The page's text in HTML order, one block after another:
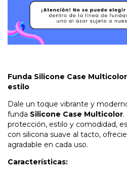
Funda Silicone Case
estilo
Dale un toque vibrante y
funda Silicone Case Multicolor.
protección, estilo y comodidad,
con silicona suave al tacto,
agradable en cada uso.
Características: